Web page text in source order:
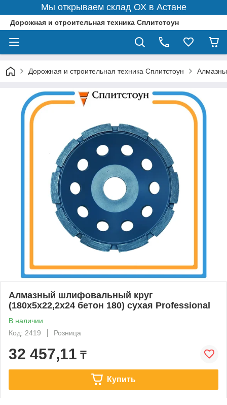
Мы открываем склад ОХ в Астане
Дорожная и строительная техника Сплитстоун
Дорожная и строительная техника Сплитстоун
Алмазный шлифовальный круг
(180x5x22,2x24 бетон 180) сухая Professional
В наличии
Код: 2419
Розница
32 457,11 ₸
Купить